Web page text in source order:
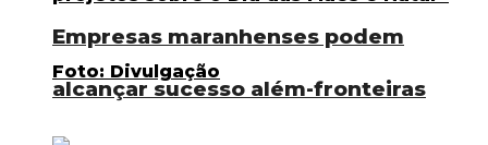
Empresas maranhenses podem
alcançar sucesso além-fronteiras